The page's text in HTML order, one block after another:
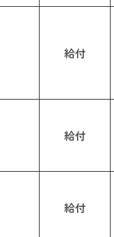
給付
給付
給付